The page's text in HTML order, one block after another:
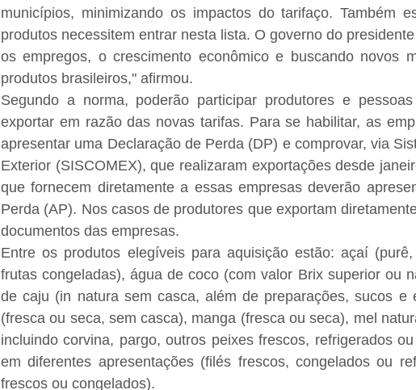
municípios, minimizando os impactos do tarifaço. Também
produtos necessitem entrar nesta lista. O governo do
os empregos, o crescimento econômico e buscando novos
produtos brasileiros," afirmou.
Segundo a norma, poderão participar produtores e
exportar em razão das novas tarifas. Para se habilitar, as
apresentar uma Declaração de Perda (DP) e comprovar, via
Exterior (SISCOMEX), que realizaram exportações desde
que fornecem diretamente a essas empresas deverão
Perda (AP). Nos casos de produtores que exportam
documentos das empresas.
Entre os produtos elegíveis para aquisição estão: açaí
frutas congeladas), água de coco (com valor Brix superior ou
de caju (in natura sem casca, além de preparações, sucos e
(fresca ou seca, sem casca), manga (fresca ou seca), mel
incluindo corvina, pargo, outros peixes frescos, refrigerados
em diferentes apresentações (filés frescos, congelados ou
frescos ou congelados).